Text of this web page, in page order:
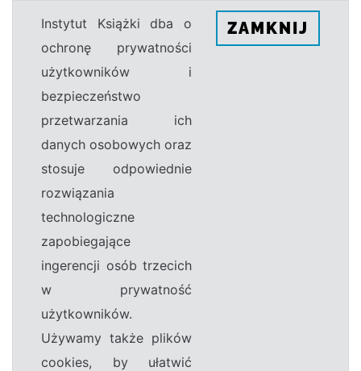
Instytut Książki dba o
ochronę prywatności
użytkowników i
bezpieczeństwo
przetwarzania ich
danych osobowych oraz
stosuje odpowiednie
rozwiązania
technologiczne
zapobiegające
ingerencji osób trzecich
w prywatność
użytkowników.
Używamy także plików
cookies, by ułatwić
ZAMKNIJ